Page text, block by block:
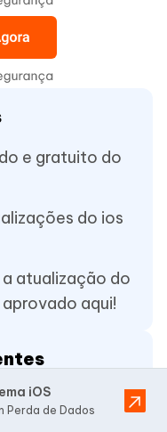
e gratuito do
do ios
a atualização do
aqui!
Celular
iOS
Perda de Dados